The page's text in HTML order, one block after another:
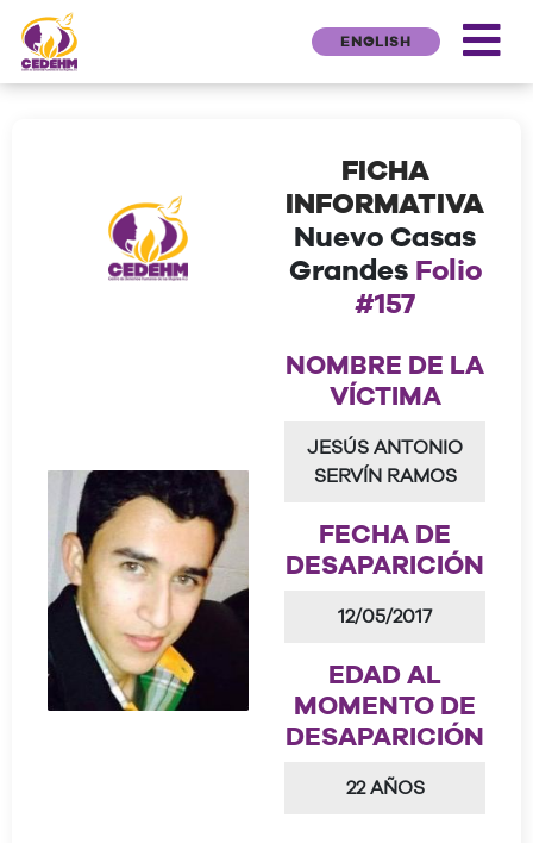
ENGLISH
FICHA
INFORMATIVA
Nuevo Casas
Grandes Folio
#157
NOMBRE DE LA
VÍCTIMA
JESÚS ANTONIO
SERVÍN RAMOS
FECHA DE
DESAPARICIÓN
12/05/2017
EDAD AL
MOMENTO DE
DESAPARICIÓN
22 AÑOS